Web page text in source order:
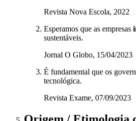
Revista Nova Escola, 2022
Esperamos que as empresas
sustentáveis.
Jornal O Globo, 15/04/2023
É fundamental que os
tecnológica.
Revista Exame, 07/09/2023